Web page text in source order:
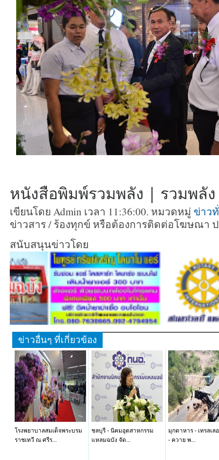
หนังสือพิมพ์รวมพลัง | รวมพลั
เขียนโดย Admin เวลา 11:36:00. หมวดหมู่ ข่าว
ข่าวสาร / ร้องทุกข์ หรือต้องการติดต่อโฆษณา
สนับสนุนข่าวโดย
ข่าวอื่นๆ ที่เกี่ยวข้อง
โรงพยาบาลสมเด็จพระบรม
ราชเทวี ณ ศรีร...
ชลบุรี - นิคมอุตสาหกรรม
แหลมฉบัง จัด...
มุกดาหาร - เทรลเล
- ควาย พ...